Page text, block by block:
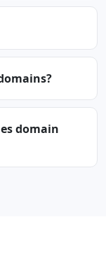
domain